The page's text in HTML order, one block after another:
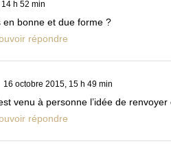
h 52 min
bonne et due forme ?
répondre
16 octobre 2015, 15 h 49 min
venu à personne l’idée de
répondre